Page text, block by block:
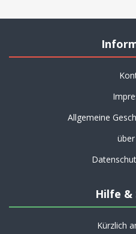
Allgemeine
Hilfe &
Kürzlich